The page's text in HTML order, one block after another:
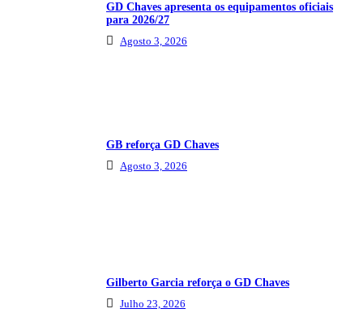
GD Chaves apresenta os equipamentos oficiais
para 2026/27
Agosto 3, 2026
GB reforça GD Chaves
Agosto 3, 2026
Gilberto Garcia reforça o GD Chaves
Julho 23, 2026